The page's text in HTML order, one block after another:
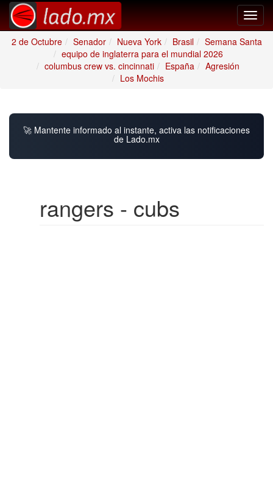
2 de Octubre
Senador Nueva York Brasil
Semana Santa
equipo de inglaterra para el mundial 2026
columbus crew vs. cincinnati
España
Agresión
Los Mochis
🚀 Mantente informado al instante, activa las notificaciones
de Lado.mx
rangers - cubs